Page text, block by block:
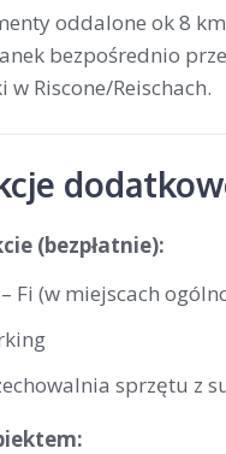
oddalone ok 8
bezpośrednio
w Riscone/Reischach.
(bezpłatnie):
Fi (w miejscach
sprzętu z